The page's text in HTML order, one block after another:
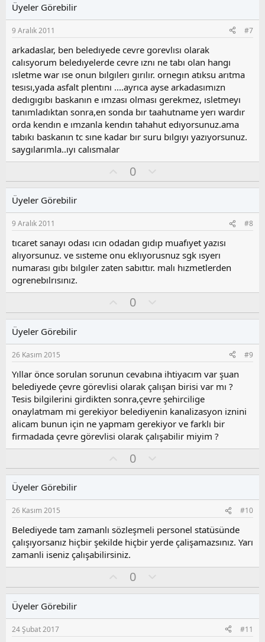
s
u
z
o
y
l
a
Üyeler Görebilir
9 Aralık 2011 #7
arkadaslar, ben beledıyede cevre gorevlısı olarak
calısyorum beledıyelerde cevre ıznı ne tabı olan hangı
ısletme war ıse onun bılgılerı gırılır. ornegın atıksu arıtma
tesısı,yada asfalt plentını ....ayrıca ayse arkadasımızn
dedıgıgıbı baskanın e ımzası olması gerekmez, ısletmeyı
tanımladıktan sonra,en sonda bır taahutname yerı wardır
orda kendın e ımzanla kendın tahahut edıyorsunuz.ama
tabıkı baskanın tc sıne kadar bır suru bılgıyı yazıyorsunuz.
saygılarımla..ıyı calısmalar
y
0
l
s
u
z
o
y
a
Üyeler Görebilir
9 Aralık 2011 #8
tıcaret sanayı odası ıcın odadan gıdıp muafıyet yazısı
alıyorsunuz. ve sısteme onu eklıyorusnuz sgk ısyerı
numarası gıbı bılgıler zaten sabıttır. malı hızmetlerden
ogrenebılrısınız.
y
0
l
s
u
z
o
y
l
a
Üyeler Görebilir
26 Kasım 2015 #9
Yıllar önce sorulan sorunun cevabına ihtiyacım var şuan
belediyede çevre görevlisi olarak çalışan birisi var mı ?
Tesis bilgilerini girdikten sonra,çevre şehircilige
onaylatmam mi gerekiyor belediyenin kanalizasyon iznini
alicam bunun için ne yapmam gerekiyor ve farklı bir
firmadada çevre görevlisi olarak çalışabilir miyim ?
y
0
l
s
u
z
o
l
Üyeler Görebilir
26 Kasım 2015 #10
Belediyede tam zamanlı sözleşmeli personel statüsünde
çalışıyorsanız hiçbir şekilde hiçbir yerde çalişamazsınız. Yarı
zamanli iseniz çalışabilirsiniz.
y
0
l
s
u
Üyeler Görebilir
24 Şubat 2017 #11